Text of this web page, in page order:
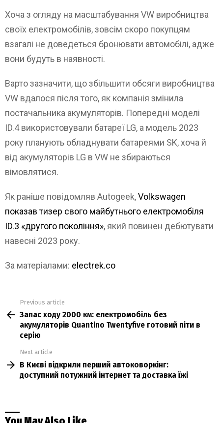
Хоча з огляду на масштабування VW виробництва
своїх електромобілів, зовсім скоро покупцям
взагалі не доведеться бронювати автомобілі, адже
вони будуть в наявності.
Варто зазначити, що збільшити обсяги виробництва
VW вдалося після того, як компанія змінила
постачальника акумуляторів. Попередні моделі
ID.4 використовували батареї LG, а модель 2023
року планують обладнувати батареями SK, хоча й
від акумуляторів LG в VW не збираються
вімовлятися.
Як раніше повідомляв Autogeek,Volkswagen
показав тизер свого майбутнього електромобіля
ID.3 «другого покоління», який повинен дебютувати
навесні 2023 року.
За матеріалами: electrek.co
more
Previous article
Запас ходу 2000 км: електромобіль без
акумуляторів Quantino Twentyfive готовий піти в
серію
Next article
В Києві відкрили перший автоковоркінг:
доступний потужний інтернет та доставка їжі